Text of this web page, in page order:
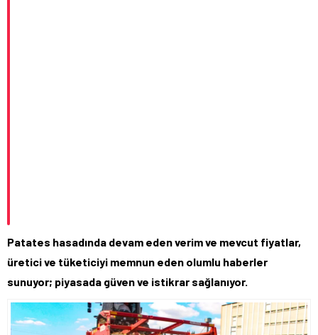
Patates hasadında devam eden verim ve mevcut fiyatlar,
üretici ve tüketiciyi memnun eden olumlu haberler
sunuyor; piyasada güven ve istikrar sağlanıyor.